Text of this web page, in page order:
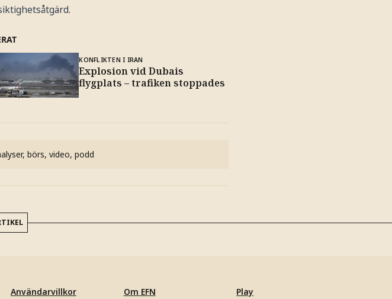
KONFLIKTEN I IRAN
Explosion vid Dubais
flygplats – trafiken stoppades
börs, video, podd
Användarvillkor
Om EFN
Play